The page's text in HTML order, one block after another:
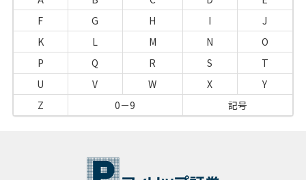
F
G H I
J
K
L M N
O
P
Q R S
T
U
V W X
Y
Z
0－9 記号